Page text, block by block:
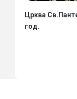
Црква
год.